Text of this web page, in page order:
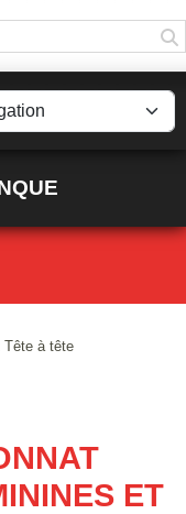
Tête à tête
ET